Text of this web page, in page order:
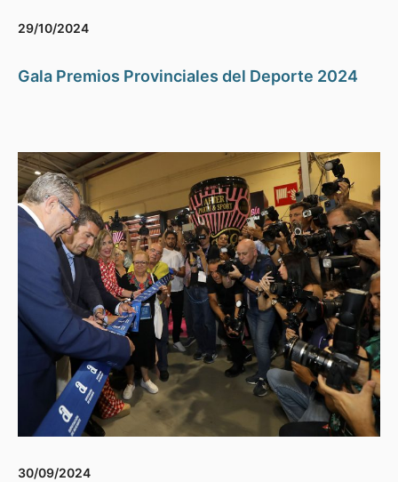
29/10/2024
Gala Premios Provinciales del Deporte 2024
30/09/2024